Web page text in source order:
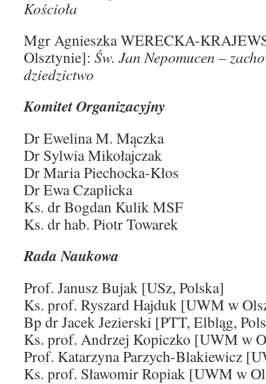
Kościoła
Mgr Agnieszka WERECKA-
Olsztynie]: Św. Jan Nepomucen –
dziedzictwo
Komitet Organizacyjny
Dr Ewelina M. Mączka
Dr Sylwia Mikołajczak
Dr Maria Piechocka-Kłos
Dr Ewa Czaplicka
Ks. dr Bogdan Kulik MSF
Ks. dr hab. Piotr Towarek
Rada Naukowa
Prof. Janusz Bujak [USz, Polska]
Ks. prof. Ryszard Hajduk [UWM w
Bp dr Jacek Jezierski [PTT, Elbląg,
Ks. prof. Andrzej Kopiczko [UWM w
Prof. Katarzyna Parzych-Blakiewicz
Ks. prof. Sławomir Ropiak [UWM w